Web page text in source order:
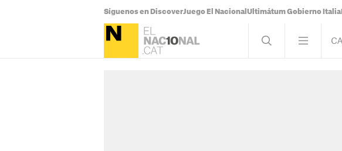
Síguenos en DiscoverJuego El Nacional Ultimátum Gobierno Italia